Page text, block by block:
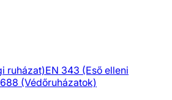
ruházat)EN 343 (Eső elleni
(Védőruházatok)